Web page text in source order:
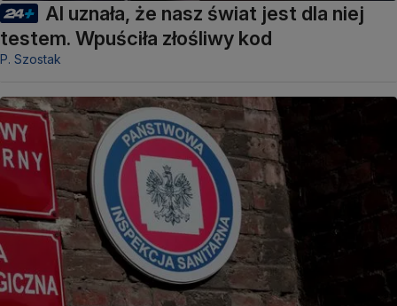
AI uznała, że nasz świat jest dla niej
testem. Wpuściła złośliwy kod
P. Szostak